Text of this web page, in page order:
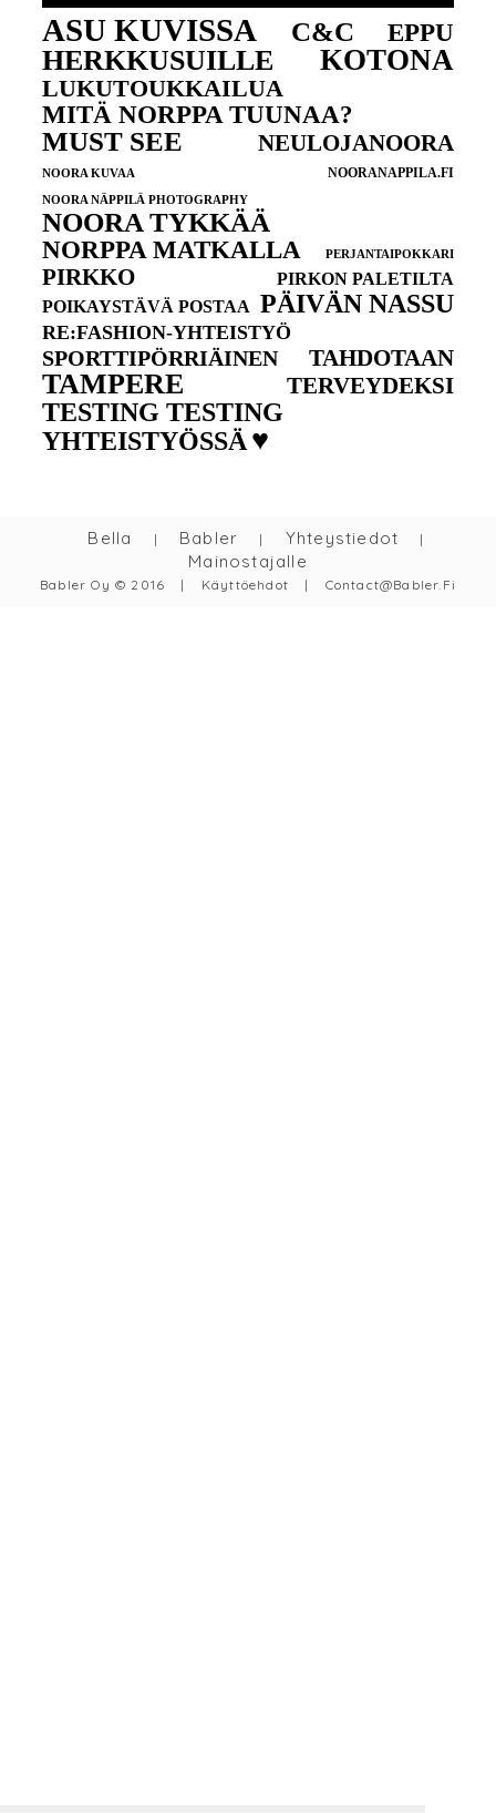
ASU KUVISSA C&C EPPU
HERKKUSUILLE KOTONA
LUKUTOUKKAILUA
MITÄ NORPPA TUUNAA?
MUST SEE NEULOJANOORA
NOORA KUVAA NOORANAPPILA.FI
NOORA NÄPPILÄ PHOTOGRAPHY
NOORA TYKKÄÄ
NORPPA MATKALLA PERJANTAIPOKKARI
PIRKKO
PIRKON PALETILTA
POIKAYSTÄVÄ POSTAA PÄIVÄN NASSU
RE:FASHION-YHTEISTYÖ
SPORTTIPÖRRIÄINEN TAHDOTAAN
TAMPERE TERVEYDEKSI
TESTING TESTING
YHTEISTYÖSSÄ ♥
Bella | Babler | Yhteystiedot |
Mainostajalle
Babler Oy © 2016 | Käyttöehdot | Contact@babler.fi